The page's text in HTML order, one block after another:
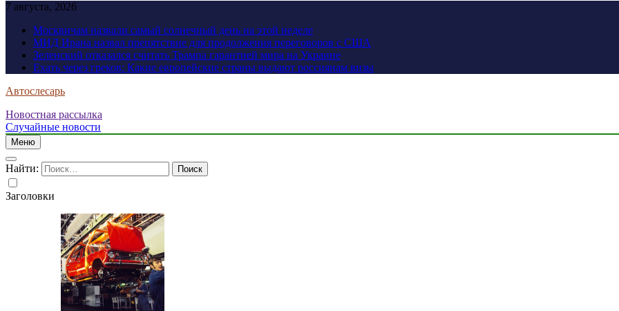
7 августа, 2026
Москвичам назвали самый солнечный день на этой неделе
МИД Ирана назвал препятствие для продолжения переговоров с США
Зеленский отказался считать Трампа гарантией мира на Украине
Ехать через греков: Какие европейские страны выдают россиянам визы
Автослесарь
Новостная рассылка
Случайные новости
Меню
Найти:
Заголовки